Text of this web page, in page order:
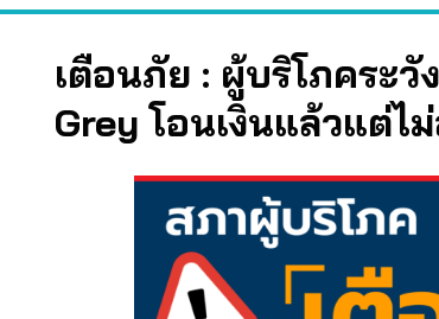
เตือนภัย : ผู้บริโภคระ
Grey โอนเงินแล้วแต่ไ